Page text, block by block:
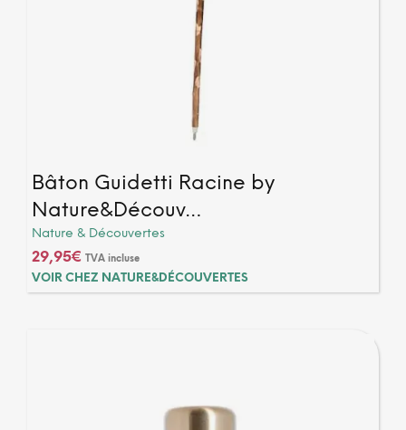
Bâton Guidetti Racine by
Nature&Découv…
Nature & Découvertes
29,95€ TVA incluse
VOIR CHEZ NATURE&DÉCOUVERTES